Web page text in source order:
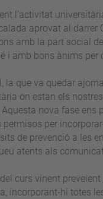
l’activitat
aprovat al darrer
amb la part social
i amb bons ànims per
la que va quedar
on estan els
nova fase ens
per
de prevenció a les
atents als
curs vinent
incorporant-hi totes